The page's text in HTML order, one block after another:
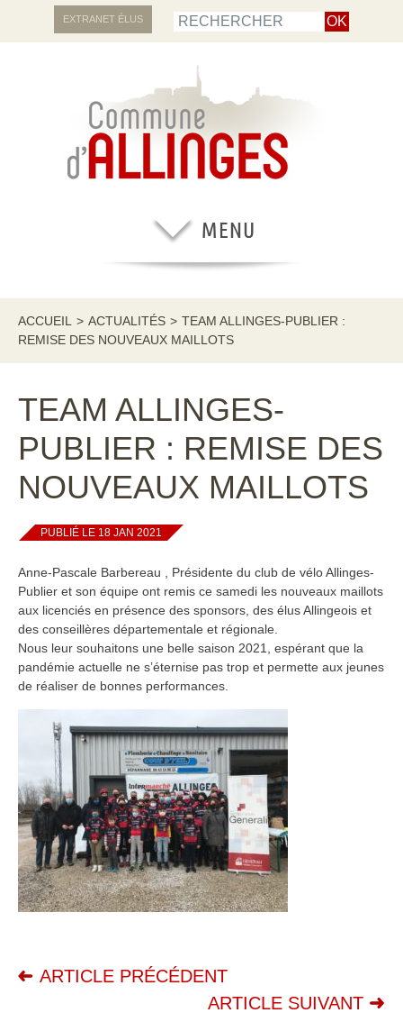
EXTRANET ÉLUS
ACCUEIL > ACTUALITÉS > TEAM ALLINGES-PUBLIER :
REMISE DES NOUVEAUX MAILLOTS
TEAM ALLINGES-
PUBLIER : REMISE DES
NOUVEAUX MAILLOTS
PUBLIÉ LE 18 JAN 2021
Anne-Pascale Barbereau , Présidente du club de vélo Allinges-
Publier et son équipe ont remis ce samedi les nouveaux maillots
aux licenciés en présence des sponsors, des élus Allingeois et
des conseillères départementale et régionale.
Nous leur souhaitons une belle saison 2021, espérant que la
pandémie actuelle ne s’éternise pas trop et permette aux jeunes
de réaliser de bonnes performances.
ARTICLE PRÉCÉDENT
ARTICLE SUIVANT